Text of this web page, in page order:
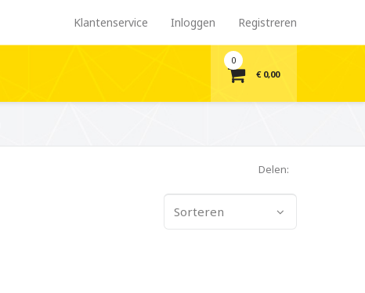
Klantenservice Inloggen Registreren
0
€ 0,00
Delen:
Sorteren